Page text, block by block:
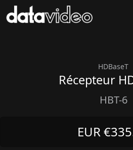
HDBaseT
Récepteur
HBT-6
EUR